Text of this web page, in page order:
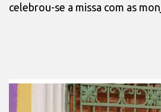
celebrou-se a missa com as